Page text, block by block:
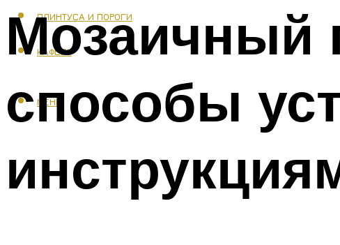
ПЛИНТУСА И ПОРОГИ
КАФЕЛЬ
МЕНЮ
Мозаичный
способы